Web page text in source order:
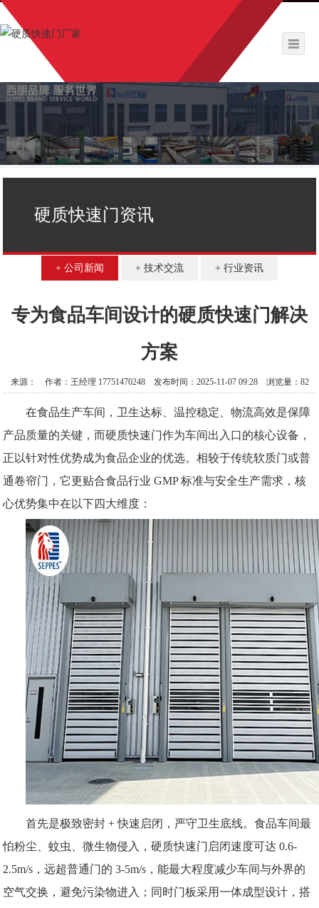
硬质快速门资讯
公司新闻 技术交流 行业资讯
专为食品车间设计的硬质快速门解决
方案
来源： 作者：王经理 17751470248 发布时间：2025-11-07 09:28 浏览量：82
在食品生产车间，卫生达标、温控稳定、物流高效是保障
产品质量的关键，而硬质快速门作为车间出入口的核心设备，
正以针对性优势成为食品企业的优选。相较于传统软质门或普
通卷帘门，它更贴合食品行业 GMP 标准与安全生产需求，核
心优势集中在以下四大维度：​
首先是极致密封 + 快速启闭，严守卫生底线。食品车间最
怕粉尘、蚊虫、微生物侵入，硬质快速门启闭速度可达 0.6-
2.5m/s，远超普通门的 3-5m/s，能最大程度减少车间与外界的
空气交换，避免污染物进入；同时门板采用一体成型设计，搭